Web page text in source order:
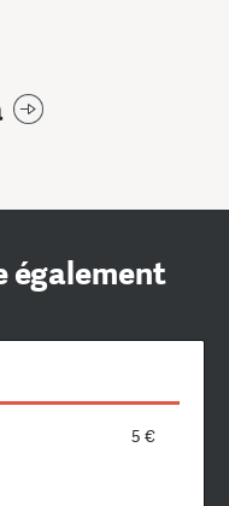
également
5 €